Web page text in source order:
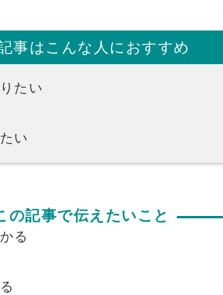
事はこんな人におすすめ
たい
い
の記事で伝えたいこと
る